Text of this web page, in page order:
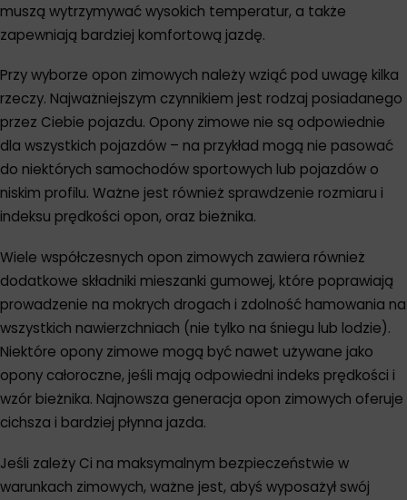
muszą wytrzymywać wysokich temperatur, a także
zapewniają bardziej komfortową jazdę.
Przy wyborze opon zimowych należy wziąć pod uwagę kilka
rzeczy. Najważniejszym czynnikiem jest rodzaj posiadanego
przez Ciebie pojazdu. Opony zimowe nie są odpowiednie
dla wszystkich pojazdów – na przykład mogą nie pasować
do niektórych samochodów sportowych lub pojazdów o
niskim profilu. Ważne jest również sprawdzenie rozmiaru i
indeksu prędkości opon, oraz bieżnika.
Wiele współczesnych opon zimowych zawiera również
dodatkowe składniki mieszanki gumowej, które poprawiają
prowadzenie na mokrych drogach i zdolność hamowania na
wszystkich nawierzchniach (nie tylko na śniegu lub lodzie).
Niektóre opony zimowe mogą być nawet używane jako
opony całoroczne, jeśli mają odpowiedni indeks prędkości i
wzór bieżnika. Najnowsza generacja opon zimowych oferuje
cichsza i bardziej płynna jazda.
Jeśli zależy Ci na maksymalnym bezpieczeństwie w
warunkach zimowych, ważne jest, abyś wyposażył swój